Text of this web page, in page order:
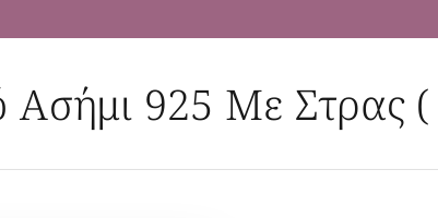
Ασήμι 925 Με Στρας